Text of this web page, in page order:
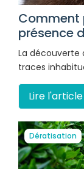
Comment
présence
La découverte
traces
Lire l'article
Dératisation